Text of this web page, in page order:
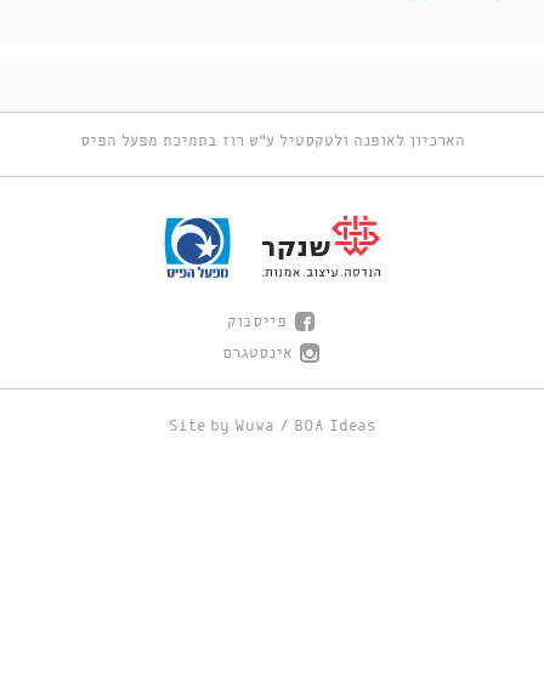
הארכיון לאופנה ולטקסטיל ע"ש רוז בתמיכת מפעל הפיס
פייסבוק
אינסטגרם
Site by Wuwa / BOA Ideas